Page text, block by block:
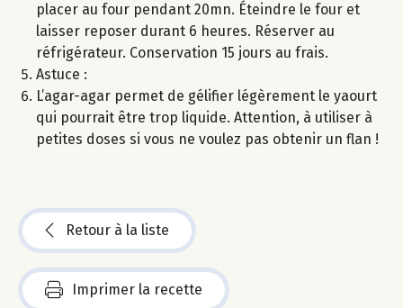
placer au four pendant 20mn. Éteindre le four et
laisser reposer durant 6 heures. Réserver au
réfrigérateur. Conservation 15 jours au frais.
Astuce :
L’agar-agar permet de gélifier légèrement le yaourt
qui pourrait être trop liquide. Attention, à utiliser à
petites doses si vous ne voulez pas obtenir un flan !
Retour à la liste
Imprimer la recette